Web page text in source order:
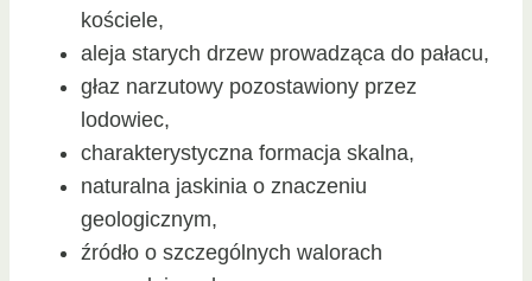
kościele,
aleja starych drzew prowadząca do pałacu,
głaz narzutowy pozostawiony przez
lodowiec,
charakterystyczna formacja skalna,
naturalna jaskinia o znaczeniu
geologicznym,
źródło o szczególnych walorach